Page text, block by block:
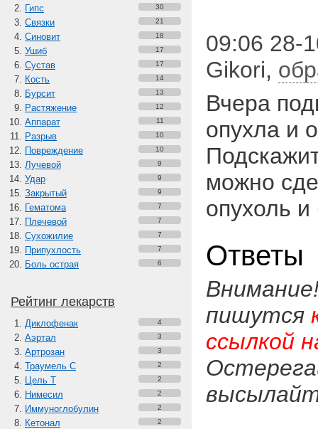
Гипс 30
Связки 21
Синовит 18
Ушиб 17
Сустав 17
Кость 14
Бурсит 13
Растяжение 12
Аппарат 11
Разрыв 10
Повреждение 10
Лучевой 9
Удар 9
Закрытый 9
Гематома 7
Плечевой 7
Сухожилие 7
Припухлость 7
Боль острая 6
Рейтинг лекарств
Диклофенак 4
Аэртал 3
Артрозан 3
Траумель С 2
Цель Т 2
Нимесил 2
Иммуноглобулин 2
Кетонал 2
09:06 28-
Gikori,
Вчера
опухла и
можно
опухоль и
Ответы
пишутся
ссылкой